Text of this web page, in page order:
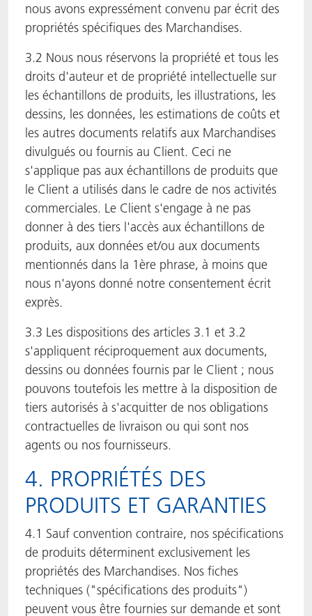
nous avons expressément convenu par écrit des
propriétés spécifiques des Marchandises.
3.2 Nous nous réservons la propriété et tous les
droits d'auteur et de propriété intellectuelle sur
les échantillons de produits, les illustrations, les
dessins, les données, les estimations de coûts et
les autres documents relatifs aux Marchandises
divulgués ou fournis au Client. Ceci ne
s'applique pas aux échantillons de produits que
le Client a utilisés dans le cadre de nos activités
commerciales. Le Client s'engage à ne pas
donner à des tiers l'accès aux échantillons de
produits, aux données et/ou aux documents
mentionnés dans la 1ère phrase, à moins que
nous n'ayons donné notre consentement écrit
exprès.
3.3 Les dispositions des articles 3.1 et 3.2
s'appliquent réciproquement aux documents,
dessins ou données fournis par le Client ; nous
pouvons toutefois les mettre à la disposition de
tiers autorisés à s'acquitter de nos obligations
contractuelles de livraison ou qui sont nos
agents ou nos fournisseurs.
4. PROPRIÉTÉS DES
PRODUITS ET GARANTIES
4.1 Sauf convention contraire, nos spécifications
de produits déterminent exclusivement les
propriétés des Marchandises. Nos fiches
techniques ("spécifications des produits")
peuvent vous être fournies sur demande et sont